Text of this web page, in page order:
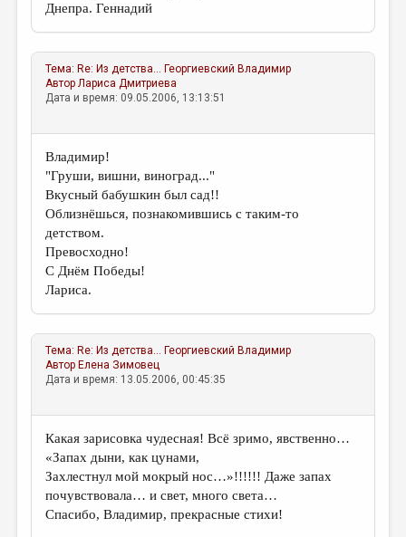
Днепра. Геннадий
Тема: Re: Из детства... Георгиевский Владимир
АвторЛариса Дмитриева
Дата и время: 09.05.2006, 13:13:51
Владимир!
"Груши, вишни, виноград..."
Вкусный бабушкин был сад!!
Облизнёшься, познакомившись с таким-то
детством.
Превосходно!
С Днём Победы!
Лариса.
Тема: Re: Из детства... Георгиевский Владимир
Автор Елена Зимовец
Дата и время: 13.05.2006, 00:45:35
Какая зарисовка чудесная! Всё зримо, явственно…
«Запах дыни, как цунами,
Захлестнул мой мокрый нос…»!!!!!! Даже запах
почувствовала… и свет, много света…
Спасибо, Владимир, прекрасные стихи!